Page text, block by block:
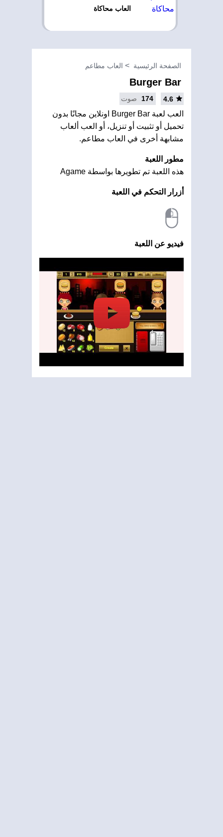
العاب محاكاة
الصفحة الرئيسية العاب مطاعم
Burger Bar
4.6
174 صوت
العب لعبة Burger Bar اونلاين مجانًا بدون
تحميل أو تثبيت أو تنزيل، أو العب ألعاب
مشابهة أخرى في العاب مطاعم.
مطور اللعبة
هذه اللعبة تم تطويرها بواسطة Agame
أزرار التحكم في اللعبة
فيديو عن اللعبة